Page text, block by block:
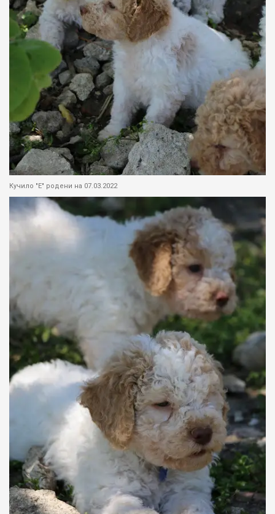
Кучило "Е" родени на 07.03.2022